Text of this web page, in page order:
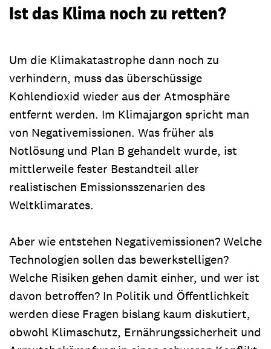
Ist das Klima noch zu retten?
Um die Klimakatastrophe dann noch zu
verhindern, muss das überschüssige
Kohlendioxid wieder aus der Atmosphäre
entfernt werden. Im Klimajargon spricht man
von Negativemissionen. Was früher als
Notlösung und Plan B gehandelt wurde, ist
mittlerweile fester Bestandteil aller
realistischen Emissionsszenarien des
Weltklimarates.
Aber wie entstehen Negativemissionen? Welche
Technologien sollen das bewerkstelligen?
Welche Risiken gehen damit einher, und wer ist
davon betroffen? In Politik und Öffentlichkeit
werden diese Fragen bislang kaum diskutiert,
obwohl Klimaschutz, Ernährungssicherheit und